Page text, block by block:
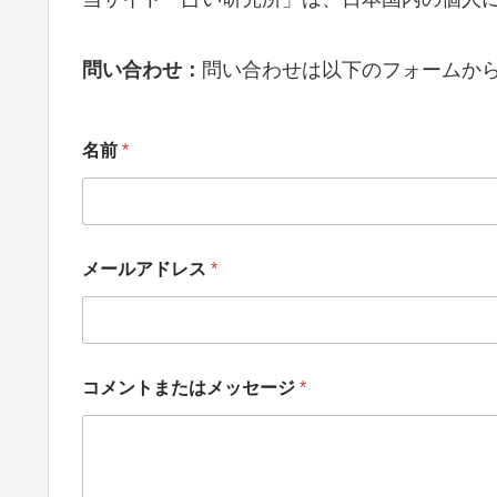
問い合わせ： 問い合わせは以下のフォームか
名前 *
メールアドレス *
コメントまたはメッセージ *